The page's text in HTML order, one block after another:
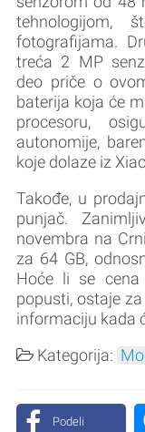
tehnologijom,
fotografijama.
treća 2 MP
deo priče o
baterija koja će
procesoru,
autonomije,
koje dolaze iz
Takođe, u
punjač.
novembra na
za 64 GB,
Hoće li se
popusti, ostaje
informaciju kada
Kategorija:
Podeli